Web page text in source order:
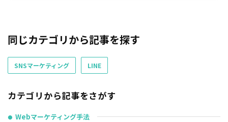
同じカテゴリから記事を探す
SNSマーケティング LINE
カテゴリから記事をさがす
● Webマーケティング手法